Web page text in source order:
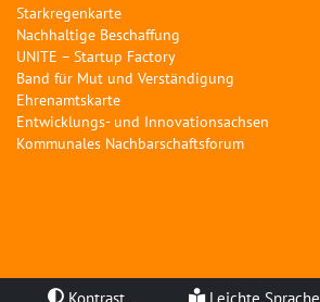
Starkregenkarte
Nachhaltige Beschaffung
UNITE – Startup Factory
Band für Mut und Verständigung
Ehrenamtskarte
Entwicklungs- und Innovationsachsen
Kommunales Nachbarschaftsforum